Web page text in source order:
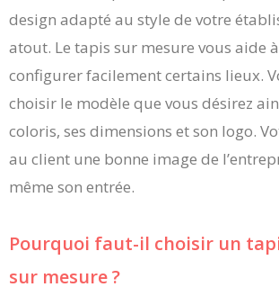
design adapté au style de votre
atout. Le tapis sur mesure vous aide
configurer facilement certains lieux.
choisir le modèle que vous désirez
coloris, ses dimensions et son logo.
au client une bonne image de
même son entrée.
Pourquoi faut-il choisir un
sur mesure ?